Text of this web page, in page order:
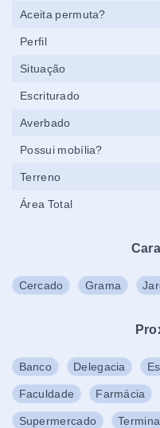
Cercado Grama
Banco Delegacia
Faculdade Farmácia
Supermercado
Aceita permuta?
Perfil
Situação
Escriturado
Averbado
Possui mobília?
Terreno
Área Total